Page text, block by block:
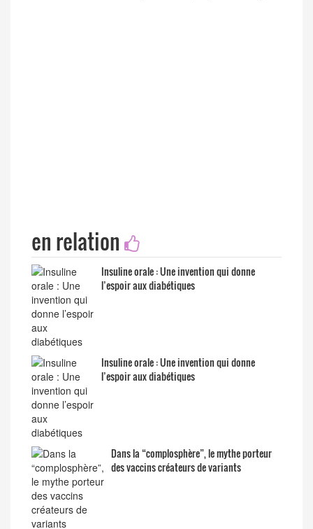
en relation
Insuline orale : Une invention qui donne
l’espoir aux diabétiques
Insuline orale : Une invention qui donne
l’espoir aux diabétiques
Dans la “complosphère”, le mythe porteur
des vaccins créateurs de variants